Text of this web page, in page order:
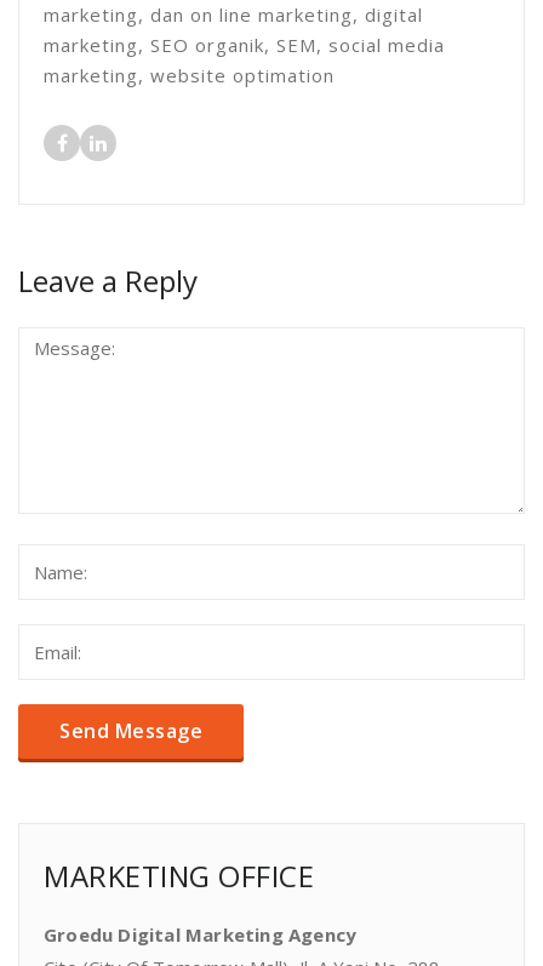
marketing, dan on line marketing, digital
marketing, SEO organik, SEM, social media
marketing, website optimation
Leave a Reply
MARKETING OFFICE
Groedu Digital Marketing Agency